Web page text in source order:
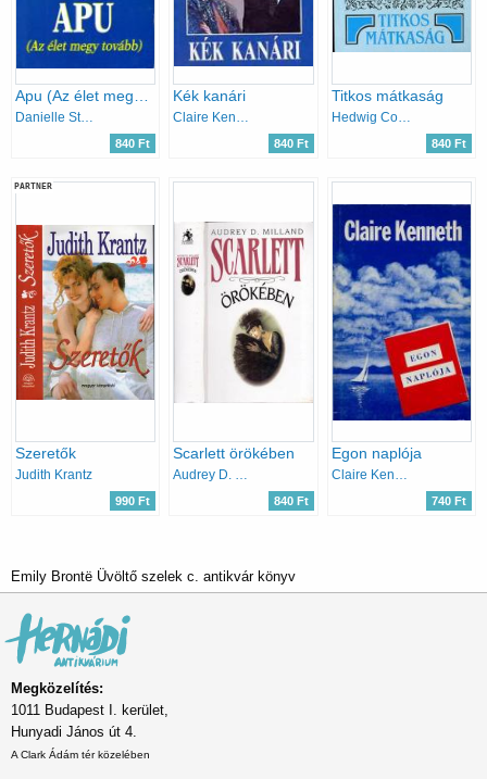
Danielle Steel
840 Ft
Kék kanári
Claire Kenneth
840 Ft
Titkos mátkaság
Hedwig Courths-Mahler
840 Ft
PARTNER
Szeretők
Judith Krantz
990 Ft
Scarlett örökében
Audrey D. Milland
840 Ft
Egon naplója
Claire Kenneth
740 Ft
Emily Brontë Üvöltő szelek c. antikvár könyv
Megközelítés:
1011 Budapest I. kerület,
Hunyadi János út 4.
A Clark Ádám tér közelében